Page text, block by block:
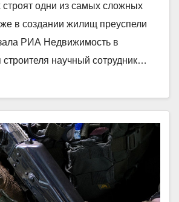
одни из самых сложных
в создании жилищ преуспели
РИА Недвижимость в
научный сотрудник…